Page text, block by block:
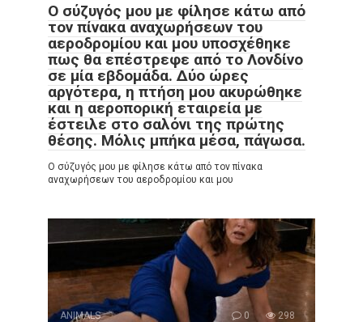
Ο σύζυγός μου με φίλησε κάτω από
τον πίνακα αναχωρήσεων του
αεροδρομίου και μου υποσχέθηκε
πως θα επέστρεφε από το Λονδίνο
σε μία εβδομάδα. Δύο ώρες
αργότερα, η πτήση μου ακυρώθηκε
και η αεροπορική εταιρεία με
έστειλε στο σαλόνι της πρώτης
θέσης. Μόλις μπήκα μέσα, πάγωσα.
Ο σύζυγός μου με φίλησε κάτω από τον πίνακα
αναχωρήσεων του αεροδρομίου και μου
ANIMALS 0 298